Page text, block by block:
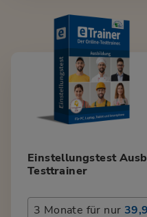
Einstellungstest
Testtrainer
3 Monate für nur